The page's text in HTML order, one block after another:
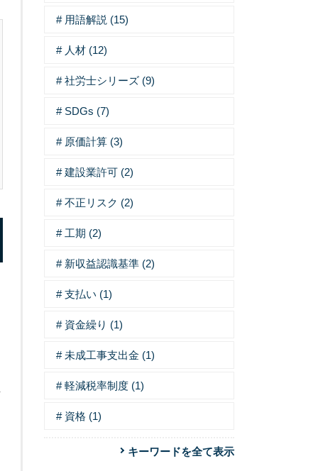
用語解説 (15)
人材 (12)
社労士シリーズ (9)
SDGs (7)
原価計算 (3)
建設業許可 (2)
不正リスク (2)
工期 (2)
新収益認識基準 (2)
支払い (1)
資金繰り (1)
未成工事支出金 (1)
軽減税率制度 (1)
資格 (1)
キーワードを全て表示